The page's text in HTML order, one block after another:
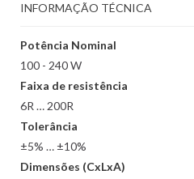
INFORMAÇÃO TÉCNICA
Potência Nominal
100 - 240 W
Faixa de resistência
6R … 200R
Tolerância
±5% … ±10%
Dimensões (CxLxA)